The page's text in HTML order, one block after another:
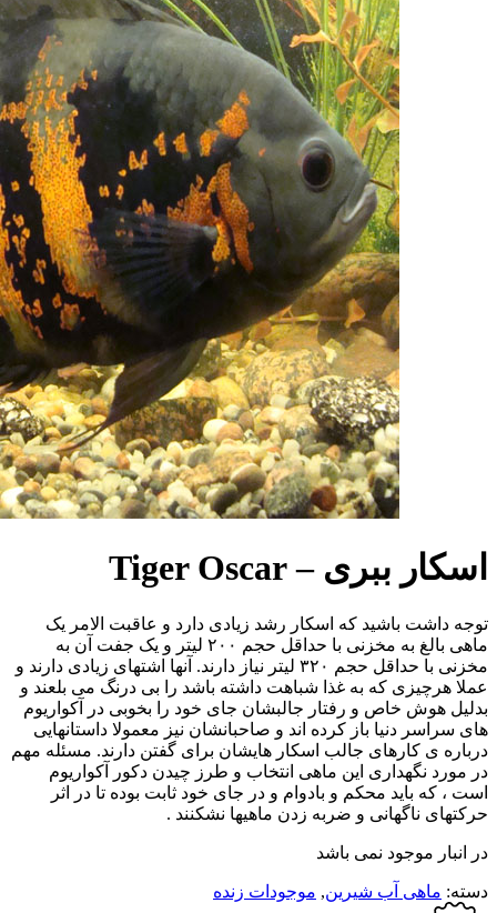
اسکار ببری – Tiger Oscar
توجه داشت باشید که اسکار رشد زیادی دارد و عاقبت الامر یک
ماهی بالغ به مخزنی با حداقل حجم ۲۰۰ لیتر و یک جفت آن به
مخزنی با حداقل حجم ۳۲۰ لیتر نیاز دارند. آنها اشتهای زیادی دارند و
عملا هرچیزی که به غذا شباهت داشته باشد را بی درنگ می بلعند و
بدلیل هوش خاص و رفتار جالبشان جای خود را بخوبی در آکواریوم
های سراسر دنیا باز کرده اند و صاحبانشان نیز معمولا داستانهایی
درباره ی کارهای جالب اسکار هایشان برای گفتن دارند. مسئله مهم
در مورد نگهداری این ماهی انتخاب و طرز چیدن دکور آکواریوم
است ، که باید محکم و بادوام و در جای خود ثابت بوده تا در اثر
حرکتهای ناگهانی و ضربه زدن ماهیها نشکنند .
در انبار موجود نمی باشد
دسته: ماهی آب شیرین, موجودات زنده